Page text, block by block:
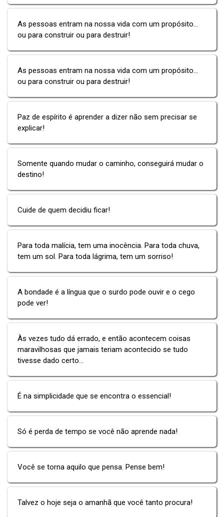
As pessoas entram na nossa vida com um propósito...
ou para construir ou para destruir!
As pessoas entram na nossa vida com um propósito...
ou para construir ou para destruir!
Paz de espírito é aprender a dizer não sem precisar se
explicar!
Somente quando mudar o caminho, conseguirá mudar o
destino!
Cuide de quem decidiu ficar!
Para toda malícia, tem uma inocência. Para toda chuva,
tem um sol. Para toda lágrima, tem um sorriso!
A bondade é a língua que o surdo pode ouvir e o cego
pode ver!
Às vezes tudo dá errado, e então acontecem coisas
maravilhosas que jamais teriam acontecido se tudo
tivesse dado certo...
É na simplicidade que se encontra o essencial!
Só é perda de tempo se você não aprende nada!
Você se torna aquilo que pensa. Pense bem!
Talvez o hoje seja o amanhã que você tanto procura!